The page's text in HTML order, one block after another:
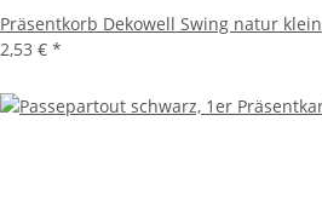
Präsentkorb Dekowell Swing natur klein
2,53 € *